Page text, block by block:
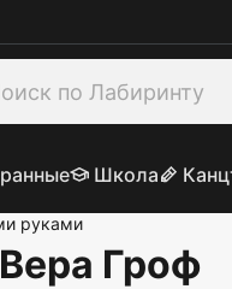
Школа
руками
Гроф